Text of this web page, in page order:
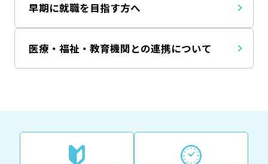
早期に就職を目指す方へ
医療・福祉・教育機関との連携について